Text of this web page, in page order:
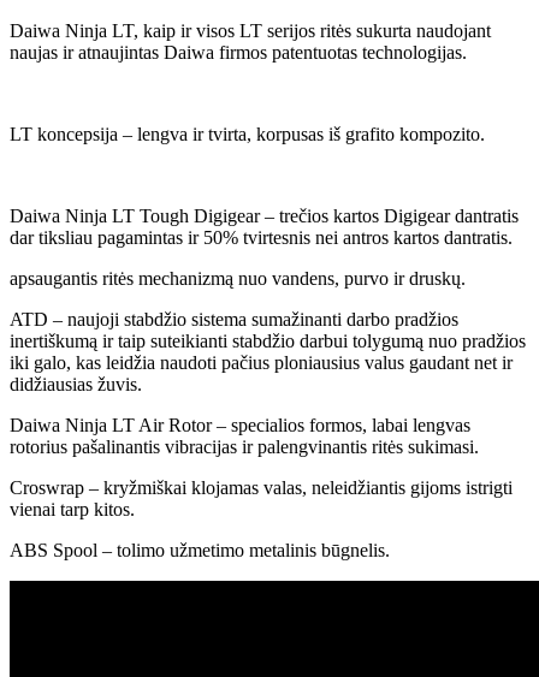
Daiwa Ninja LT, kaip ir visos LT serijos ritės sukurta naudojant
naujas ir atnaujintas Daiwa firmos patentuotas technologijas.
LT koncepsija – lengva ir tvirta, korpusas iš grafito kompozito.
Daiwa Ninja LT Tough Digigear – trečios kartos Digigear dantratis
dar tiksliau pagamintas ir 50% tvirtesnis nei antros kartos dantratis.
apsaugantis ritės mechanizmą nuo vandens, purvo ir druskų.
ATD – naujoji stabdžio sistema sumažinanti darbo pradžios
inertiškumą ir taip suteikianti stabdžio darbui tolygumą nuo pradžios
iki galo, kas leidžia naudoti pačius ploniausius valus gaudant net ir
didžiausias žuvis.
Daiwa Ninja LT Air Rotor – specialios formos, labai lengvas
rotorius pašalinantis vibracijas ir palengvinantis ritės sukimasi.
Croswrap – kryžmiškai klojamas valas, neleidžiantis gijoms istrigti
vienai tarp kitos.
ABS Spool – tolimo užmetimo metalinis būgnelis.